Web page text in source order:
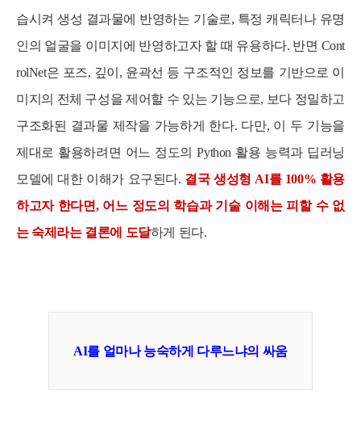
습시켜 생성 결과물에 반영하는 기술로, 특정 캐릭터나 유명
인의 얼굴을 이미지에 반영하고자 할 때 유용하다. 반면 Cont
rolNet은 포즈, 깊이, 윤곽선 등 구조적인 정보를 기반으로 이
미지의 전체 구성을 제어할 수 있는 기능으로, 보다 정밀하고
구조화된 결과물 제작을 가능하게 한다. 다만, 이 두 기능을
제대로 활용하려면 어느 정도의 Python 활용 능력과 딥러닝
모델에 대한 이해가 요구된다. 결국 생성형 AI를 100% 활용
하고자 한다면, 어느 정도의 학습과 기술 이해는 피할 수 없
는 숙제라는 결론에 도달하게 된다.
AI를 얼마나 능숙하게 다루느냐의 싸움